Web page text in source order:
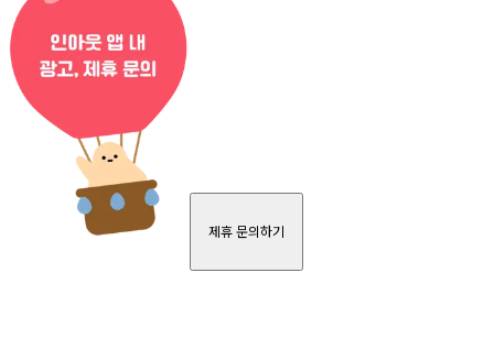
제휴 문의하기